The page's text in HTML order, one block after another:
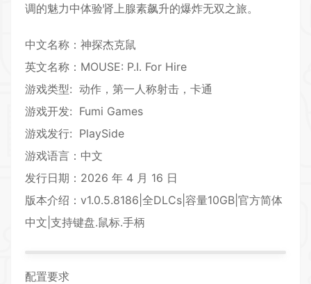
调的魅力中体验肾上腺素飙升的爆炸无双之旅。
中文名称：神探杰克鼠
英文名称：MOUSE: P.I. For Hire
游戏类型: 动作 ，第一人称射击， 卡通
游戏开发: Fumi Games
游戏发行: PlaySide
游戏语言：中文
发行日期：2026 年 4 月 16 日
版本介绍：v1.0.5.8186|全DLCs|容量10GB|官方简体
中文|支持键盘.鼠标.手柄
配置要求